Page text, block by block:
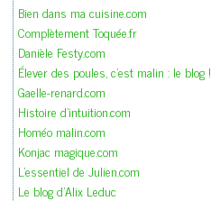
Bien dans ma cuisine.com
Complètement Toquée.fr
Danièle Festy.com
Élever des poules, c'est malin : le blog !
Gaelle-renard.com
Histoire d'intuition.com
Homéo malin.com
Konjac magique.com
L'essentiel de Julien.com
Le blog d'Alix Leduc